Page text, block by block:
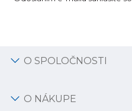
O SPOLOČNOSTI
O NÁKUPE